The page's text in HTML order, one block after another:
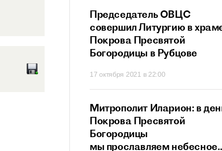
в 21:20
Председатель ОВЦС
совершил Литургию в
Покрова Пресвятой
Богородицы в Рубцове
17 октября 2021 в 22:00
Митрополит Иларион: в
Покрова Пресвятой
Богородицы
мы прославляем небесное